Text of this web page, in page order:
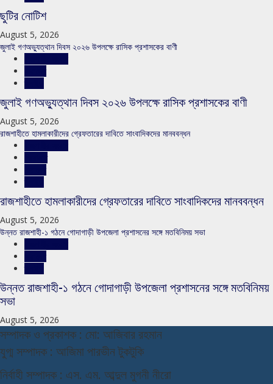
ছুটির নোটিশ
August 5, 2026
জুলাই গণঅভ্যুত্থান দিবস ২০২৬ উপলক্ষে রাসিক প্রশাসকের বাণী
জুলাই গণঅভ্যুত্থান দিবস ২০২৬ উপলক্ষে রাসিক প্রশাসকের বাণী
August 5, 2026
রাজশাহীতে হামলাকারীদের গ্রেফতারের দাবিতে সাংবাদিকদের মানববন্ধন
রাজশাহীতে হামলাকারীদের গ্রেফতারের দাবিতে সাংবাদিকদের মানববন্ধন
August 5, 2026
উন্নত রাজশাহী-১ গঠনে গোদাগাড়ী উপজেলা প্রশাসনের সঙ্গে মতবিনিময় সভা
উন্নত রাজশাহী-১ গঠনে গোদাগাড়ী উপজেলা প্রশাসনের সঙ্গে মতবিনিময়
সভা
August 5, 2026
সম্পাদক ও প্রকাশক : মো: আজিবার রহমান
যুগ্ম সম্পাদক : আজিমা পারভীন টুকটুকি
নির্বাহী সম্পাদক : এস. এম. আব্দুল মুগনী নীরো